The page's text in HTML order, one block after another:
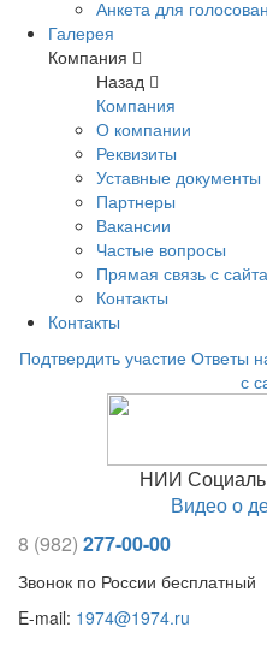
Анкета для
Галерея
Компания
Назад
Компания
О компании
Реквизиты
Уставные документы
Партнеры
Вакансии
Частые вопросы
Прямая связь с сайта
Контакты
Контакты
Подтвердить участие Ответы
с
НИИ
Видео о
8 (982) 277-00-00
Звонок по России бесплатный
E-mail: 1974@1974.ru